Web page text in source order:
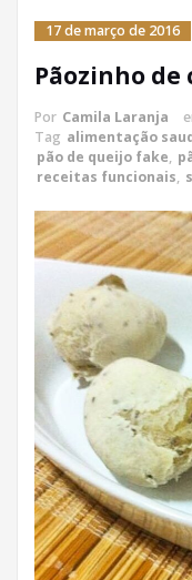
17 de março de 2016
Pãozinho de
Por Camila Laranja
Tag alimentação
pão de queijo fake,
receitas funcionais,